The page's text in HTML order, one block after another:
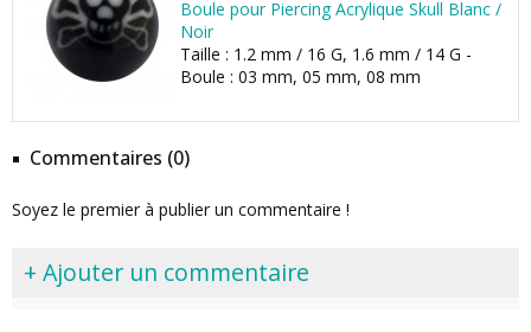
Boule pour Piercing Acrylique Skull Blanc /
Noir
Taille : 1.2 mm / 16 G, 1.6 mm / 14 G -
Boule : 03 mm, 05 mm, 08 mm
Commentaires (0)
Soyez le premier à publier un commentaire !
+ Ajouter un commentaire